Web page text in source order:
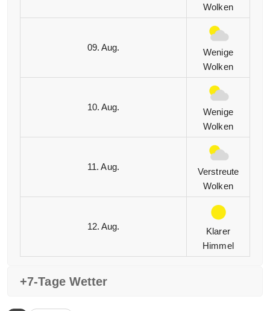
Wolken
09. Aug.
Wenige
Wolken
10. Aug.
Wenige
Wolken
11. Aug.
Verstreute
Wolken
12. Aug.
Klarer
Himmel
+7-Tage Wetter